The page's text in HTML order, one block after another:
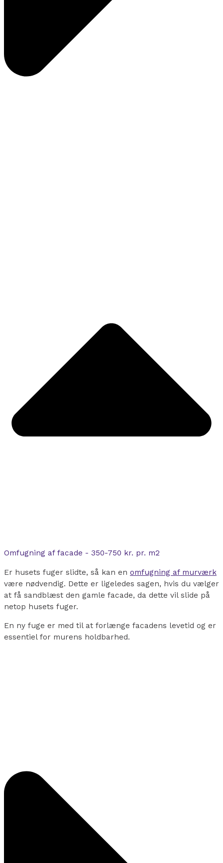
Omfugning af facade - 350-750 kr. pr. m2
Er husets fuger slidte, så kan en omfugning af murværk
være nødvendig. Dette er ligeledes sagen, hvis du vælger
at få sandblæst den gamle facade, da dette vil slide på
netop husets fuger.
En ny fuge er med til at forlænge facadens levetid og er
essentiel for murens holdbarhed.